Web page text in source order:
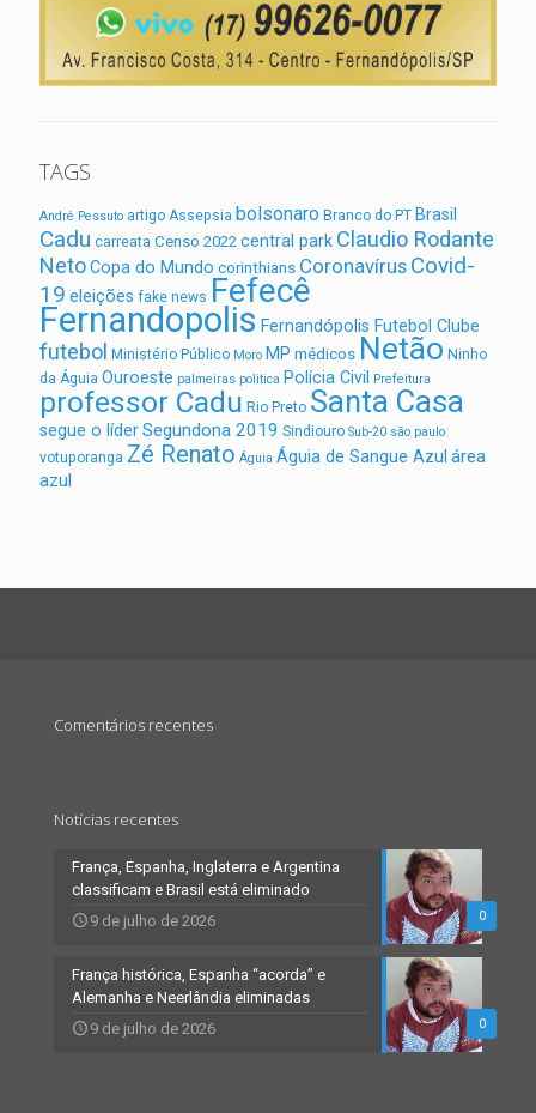
TAGS
André Pessuto artigo Assepsia bolsonaro Branco do PT Brasil
Cadu carreata Censo 2022 central park Claudio Rodante
NetoCopa do Mundo corinthians Coronavírus Covid-
19 eleições fake news Fefecê
Fernandopolis Fernandópolis Futebol Clube
futebol Ministério Público Moro MP médicos Netão Ninho
da Águia Ouroeste palmeiras politica Polícia Civil Prefeitura
professor Cadu Rio Preto Santa Casa
segue o líderSegundona 2019 Sindiouro Sub-20 são paulo
votuporanga Zé Renato Águia Águia de Sangue Azul área
azul
Comentários recentes
Notícias recentes
0
França, Espanha, Inglaterra e Argentina
classificam e Brasil está eliminado
9 de julho de 2026
0
França histórica, Espanha “acorda” e
Alemanha e Neerlândia eliminadas
9 de julho de 2026